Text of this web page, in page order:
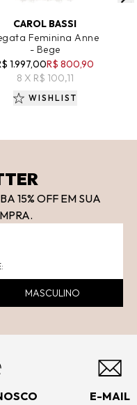
CAROL BASSI
Feminina Anne
- Bege
1.997,00R$ 800,90
8 X R$ 100,11
WISHLIST
15% OFF EM SUA
MASCULINO
E-MAIL